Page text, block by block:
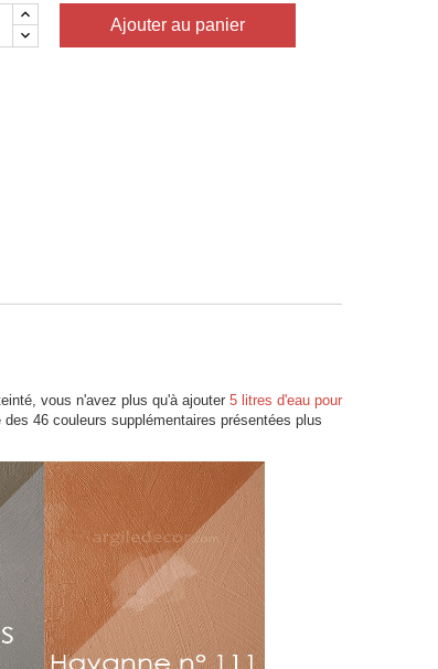
Ajouter au panier
vous n'avez plus qu'à ajouter 5 litres d'eau pour
46 couleurs supplémentaires présentées plus